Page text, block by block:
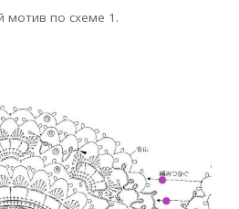
мотив по схеме 1.